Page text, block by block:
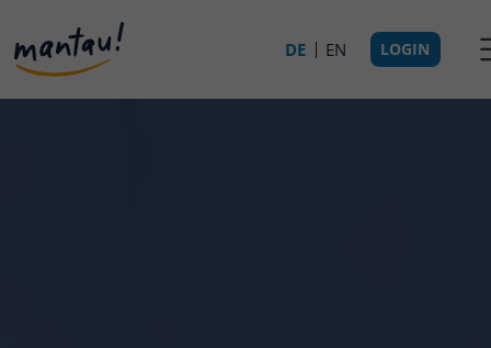
DE EN LOGIN